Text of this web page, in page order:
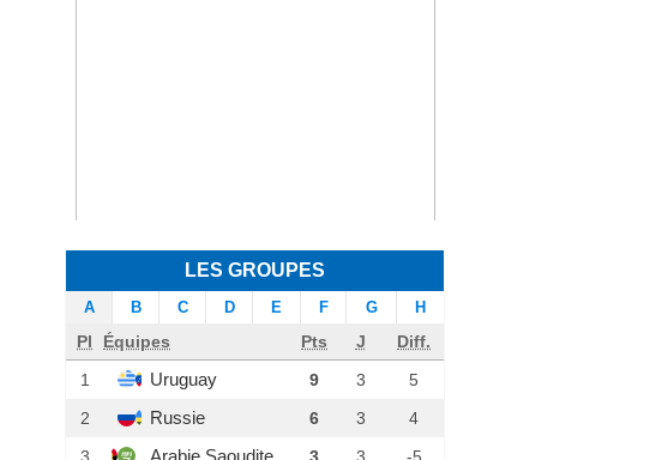
LES GROUPES
A B C D E F G H
Pl Équipes Pts J
Diff.
1
Uruguay 9 3
5
2
Russie 6 3
4
3
Arabie Saoudite 3 3
-5